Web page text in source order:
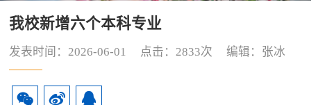
我校新增六个本科专业
发表时间：2026-06-01 点击：2833次 编辑：张冰